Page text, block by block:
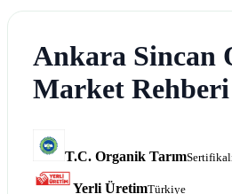
Ankara Sincan
Market Rehberi
T.C. Organik Tarım
Yerli ÜretimTürkiye